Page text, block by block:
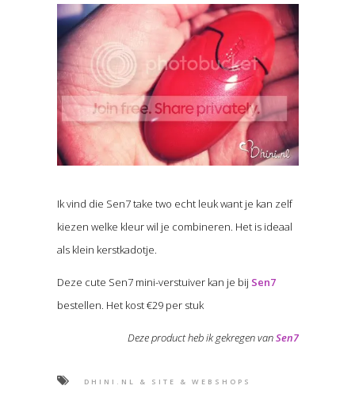
Ik vind die Sen7 take two echt leuk want je kan zelf
kiezen welke kleur wil je combineren. Het is ideaal
als klein kerstkadotje.
Deze cute Sen7 mini-verstuiver kan je bij Sen7
bestellen. Het kost €29 per stuk
Deze product heb ik gekregen vanSen7
DHINI.NL & SITE & WEBSHOPS